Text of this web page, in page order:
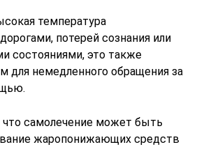
температура
потерей сознания или
состояниями, это также
для немедленного обращения за
что самолечение может быть
жаропонижающих средств